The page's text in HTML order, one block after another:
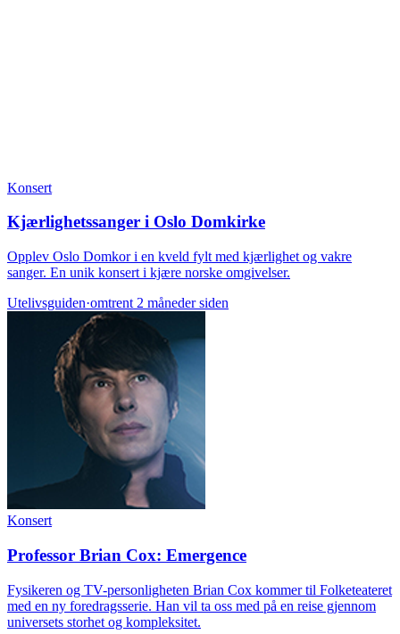
Konsert
Kjærlighetssanger i Oslo Domkirke
Opplev Oslo Domkor i en kveld fylt med kjærlighet og vakre
sanger. En unik konsert i kjære norske omgivelser.
Utelivsguiden·omtrent 2 måneder siden
Konsert
Professor Brian Cox: Emergence
Fysikeren og TV-personligheten Brian Cox kommer til Folketeateret
med en ny foredragsserie. Han vil ta oss med på en reise gjennom
universets storhet og kompleksitet.